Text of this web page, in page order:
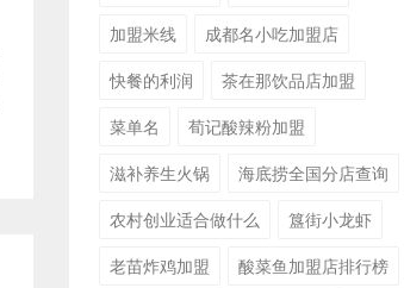
加盟米线
成都名小吃加盟店
快餐的利润
茶在那饮品店加盟
菜单名
荀记酸辣粉加盟
滋补养生火锅
海底捞全国分店查询
农村创业适合做什么
簋街小龙虾
老苗炸鸡加盟
酸菜鱼加盟店排行榜